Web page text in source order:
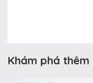
Khám phá thêm